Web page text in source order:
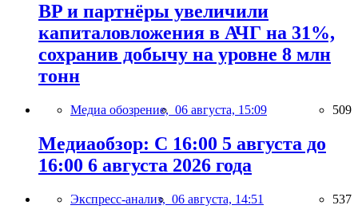
BP и партнёры увеличили
капиталовложения в АЧГ на 31%,
сохранив добычу на уровне 8 млн
тонн
Медиа обозрение, 06 августа, 15:09 509
Медиаобзор: С 16:00 5 августа до
16:00 6 августа 2026 года
Экспресс-анализ, 06 августа, 14:51 537